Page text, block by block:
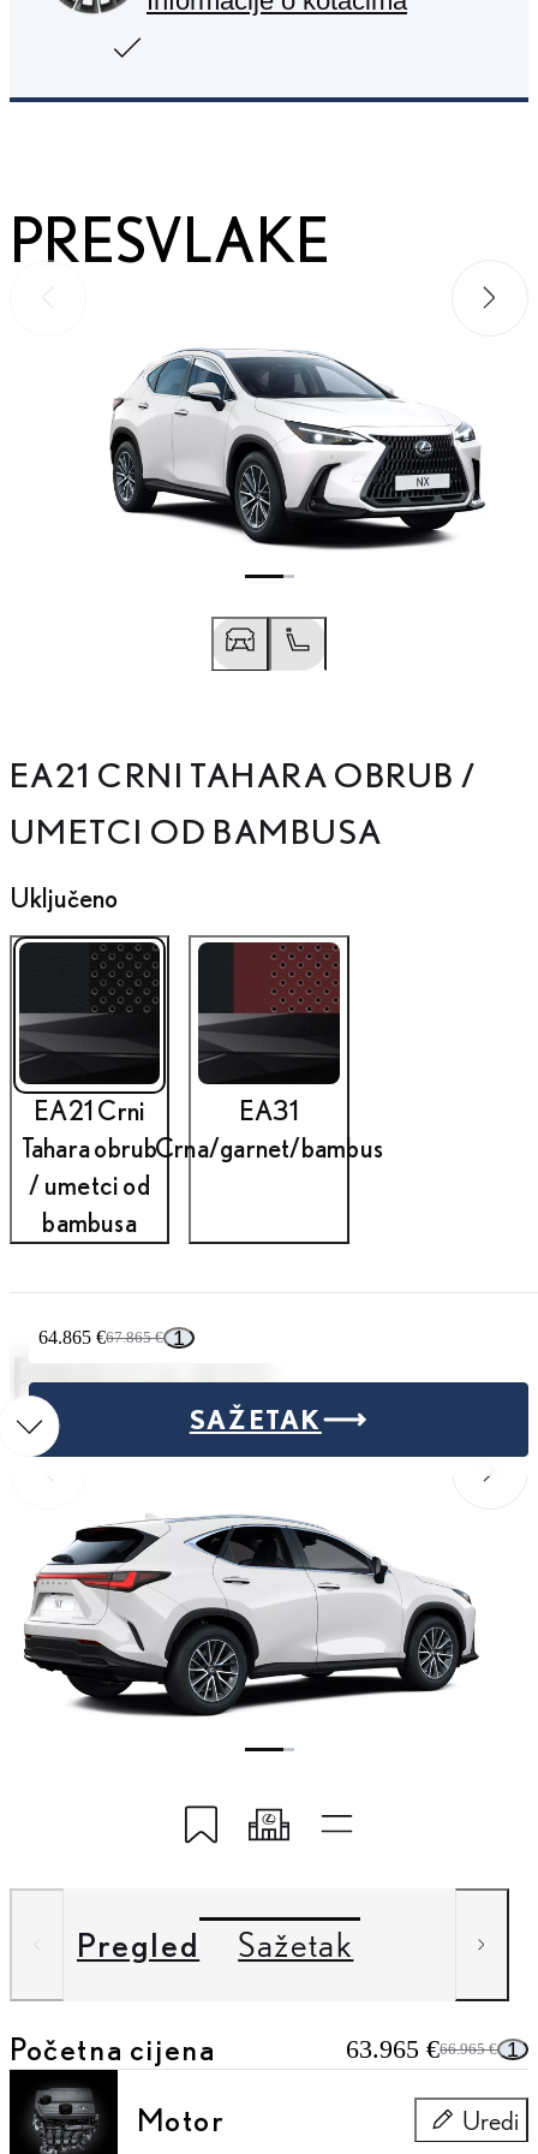
PRESVLAKE
EA21 CRNI TAHARA OBRUB /
UMETCI OD BAMBUSA
Uključeno
EA21 Crni
Tahara obrub
/ umetci od
bambusa
EA31
Crna/garnet/bambus
64.865 €67.865 € 1
SAŽETAK
PREGLED
Spremi u aplikaciju My Lexus
Podijeli moj kod
Pregled Sažetak
Početna cijena 63.965 €66.965 € 1
Motor Uredi
Motor